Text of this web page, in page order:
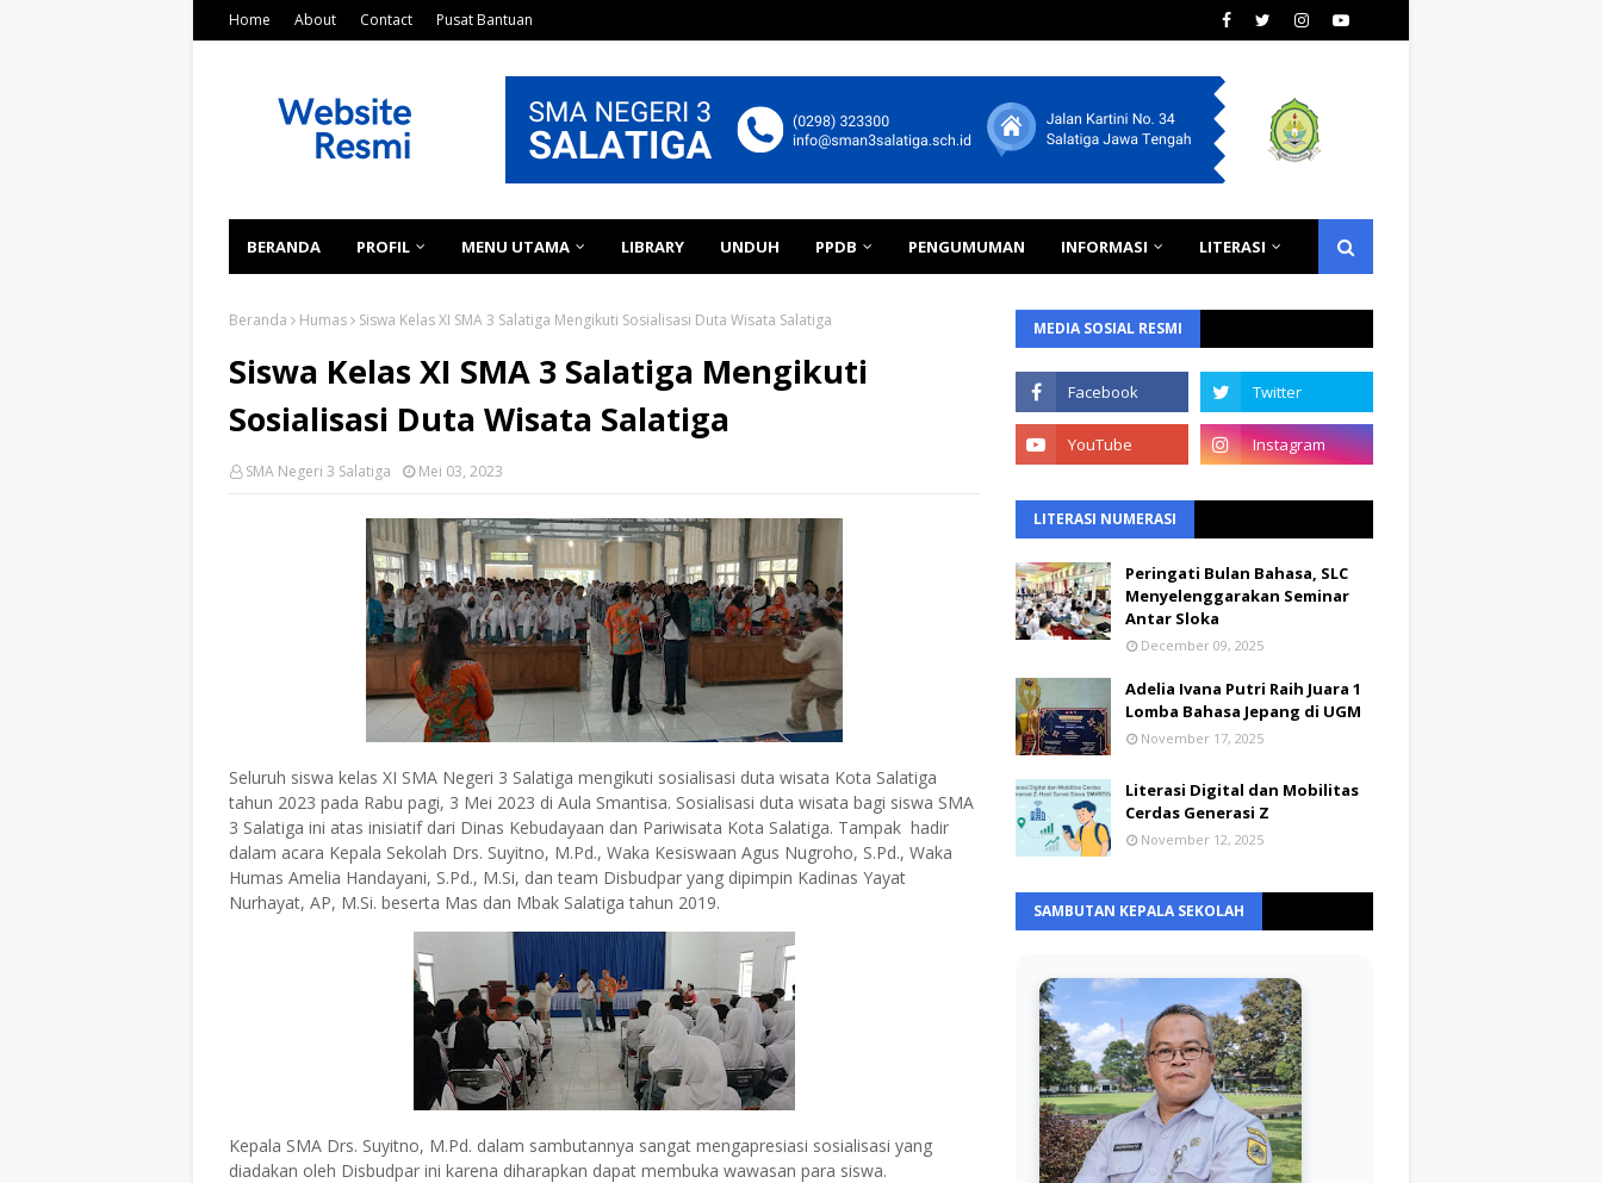
Home About Contact Pusat Bantuan
BERANDA PROFIL MENU UTAMA LIBRARY UNDUH PPDB PENGUMUMAN INFORMASI LITERASI
Beranda Humas Siswa Kelas XI SMA 3 Salatiga Mengikuti Sosialisasi Duta Wisata Salatiga
Siswa Kelas XI SMA 3 Salatiga Mengikuti
Sosialisasi Duta Wisata Salatiga
SMA Negeri 3 Salatiga Mei 03, 2023
Seluruh siswa kelas XI SMA Negeri 3 Salatiga mengikuti sosialisasi duta wisata Kota Salatiga
tahun 2023 pada Rabu pagi, 3 Mei 2023 di Aula Smantisa. Sosialisasi duta wisata bagi siswa SMA
3 Salatiga ini atas inisiatif dari Dinas Kebudayaan dan Pariwisata Kota Salatiga. Tampak hadir
dalam acara Kepala Sekolah Drs. Suyitno, M.Pd., Waka Kesiswaan Agus Nugroho, S.Pd., Waka
Humas Amelia Handayani, S.Pd., M.Si, dan team Disbudpar yang dipimpin Kadinas Yayat
Nurhayat, AP, M.Si. beserta Mas dan Mbak Salatiga tahun 2019.
Kepala SMA Drs. Suyitno, M.Pd. dalam sambutannya sangat mengapresiasi sosialisasi yang
diadakan oleh Disbudpar ini karena diharapkan dapat membuka wawasan para siswa.
MEDIA SOSIAL RESMI
LITERASI NUMERASI
Peringati Bulan Bahasa, SLC
Menyelenggarakan Seminar
Antar Sloka
December 09, 2025
Adelia Ivana Putri Raih Juara 1
Lomba Bahasa Jepang di UGM
November 17, 2025
Literasi Digital dan Mobilitas
Cerdas Generasi Z
November 12, 2025
SAMBUTAN KEPALA SEKOLAH